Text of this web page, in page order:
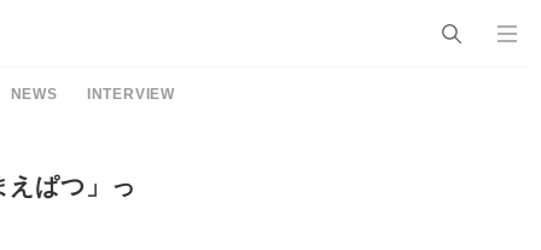
NEWS INTERVIEW
えぱつ」っ